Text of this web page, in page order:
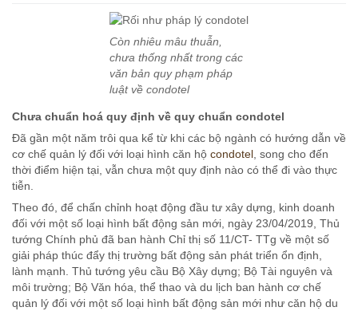
Còn nhiêu mâu thuẫn,
chưa thống nhất trong các
văn bản quy phạm pháp
luật về condotel
Chưa chuẩn hoá quy định về quy chuẩn condotel
Đã gần một năm trôi qua kể từ khi các bộ ngành có hướng dẫn về
cơ chế quản lý đối với loại hình căn hộ condotel , song cho đến
thời điểm hiện tại, vẫn chưa một quy định nào có thể đi vào thực
tiễn.
Theo đó, để chấn chỉnh hoạt động đầu tư xây dựng, kinh doanh
đối với một số loại hình bất động sản mới, ngày 23/04/2019, Thủ
tướng Chính phủ đã ban hành Chỉ thị số 11/CT- TTg về một số
giải pháp thúc đẩy thị trường bất động sản phát triển ổn định,
lành mạnh. Thủ tướng yêu cầu Bộ Xây dựng; Bộ Tài nguyên và
môi trường; Bộ Văn hóa, thể thao và du lịch ban hành cơ chế
quản lý đối với một số loại hình bất động sản mới như căn hộ du